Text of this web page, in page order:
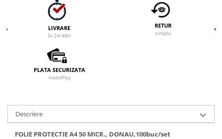
LIVRARE
în 24-48h
RETUR
simplu
PLATA SECURIZATA
mobilPay
Descriere
FOLIE PROTECTIE A4 50 MICR., DONAU,100buc/set